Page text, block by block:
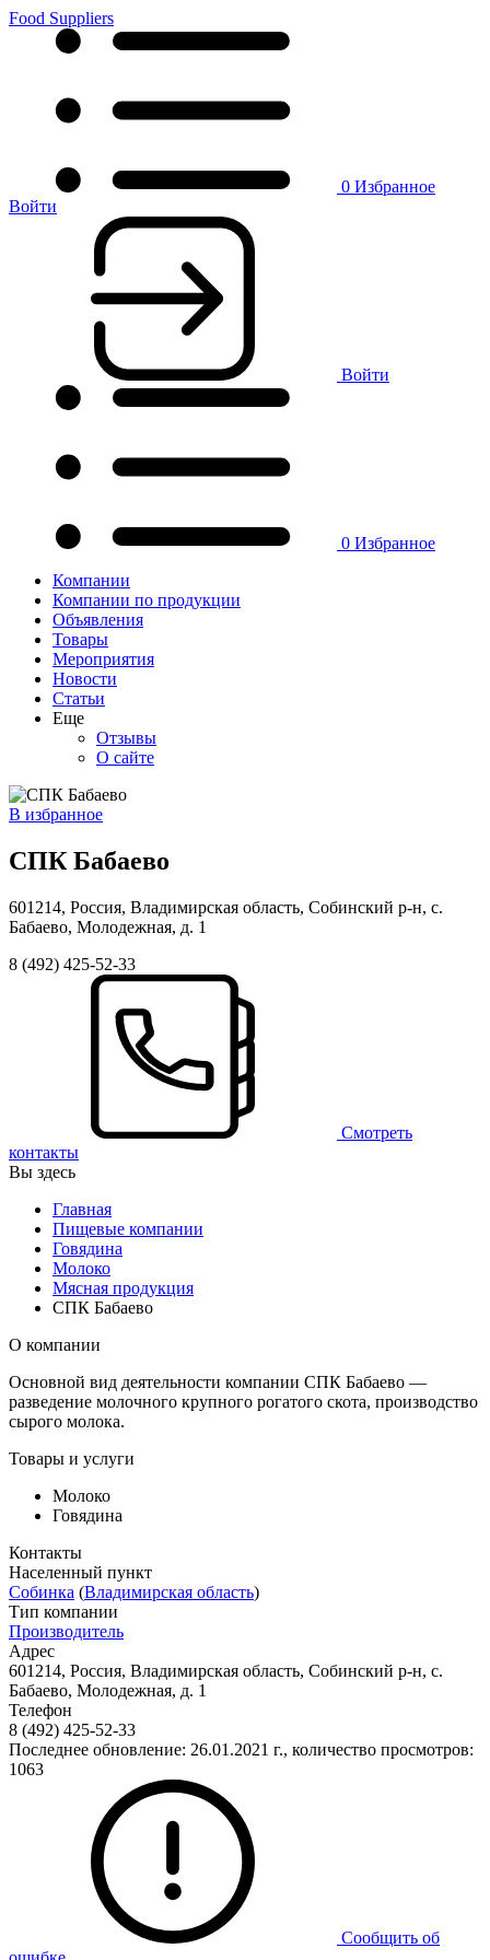
Food Suppliers
0 Избранное
Войти
Войти
0 Избранное
Компании
Компании по продукции
Объявления
Товары
Мероприятия
Новости
Статьи
Еще
Отзывы
О сайте
В избранное
СПК Бабаево
601214, Россия, Владимирская область, Собинский р-н, с.
Бабаево, Молодежная, д. 1
8 (492) 425-52-33
Смотреть
контакты
Вы здесь
Главная
Пищевые компании
Говядина
Молоко
Мясная продукция
СПК Бабаево
О компании
Основной вид деятельности компании СПК Бабаево —
разведение молочного крупного рогатого скота, производство
сырого молока.
Товары и услуги
Молоко
Говядина
Контакты
Населенный пункт
Собинка (Владимирская область)
Тип компании
Производитель
Адрес
601214, Россия, Владимирская область, Собинский р-н, с.
Бабаево, Молодежная, д. 1
Телефон
8 (492) 425-52-33
Последнее обновление: 26.01.2021 г., количество просмотров:
1063
Сообщить об